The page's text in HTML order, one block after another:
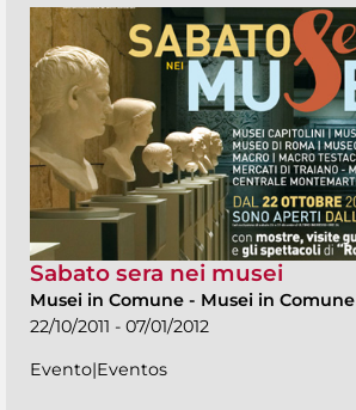
Sabato sera nei musei
Musei in Comune - Musei in Comune
22/10/2011 - 07/01/2012
Evento|Eventos